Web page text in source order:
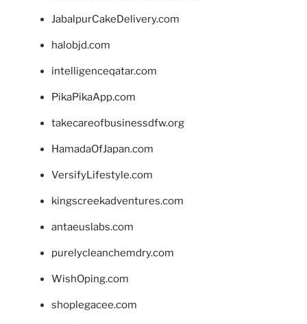
JabalpurCakeDelivery.com
halobjd.com
intelligenceqatar.com
PikaPikaApp.com
takecareofbusinessdfw.org
HamadaOfJapan.com
VersifyLifestyle.com
kingscreekadventures.com
antaeuslabs.com
purelycleanchemdry.com
WishOping.com
shoplegacee.com